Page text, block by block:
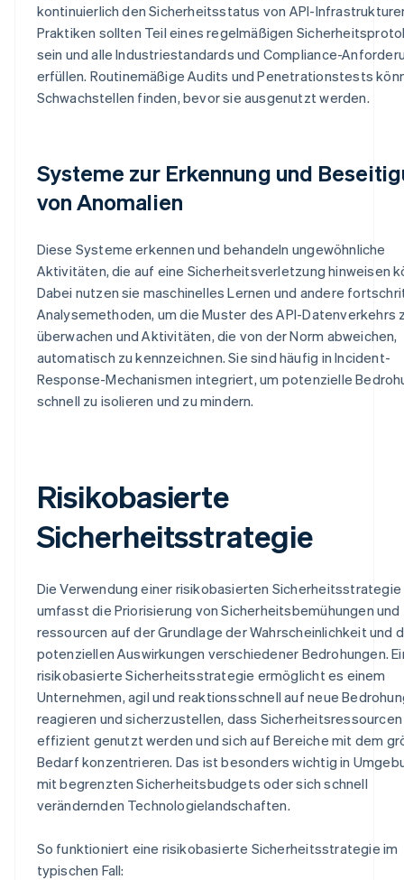
kontinuierlich den Sicherheitsstatus von API-
Praktiken sollten Teil eines regelmäßigen
sein und alle Industriestandards und Compliance-
erfüllen. Routinemäßige Audits und Penetrationstests
Schwachstellen finden, bevor sie ausgenutzt werden.
Systeme zur Erkennung und
von Anomalien
Diese Systeme erkennen und behandeln ungewöhnliche
Aktivitäten, die auf eine Sicherheitsverletzung hinweisen
Dabei nutzen sie maschinelles Lernen und andere
Analysemethoden, um die Muster des API-Datenverkehrs
überwachen und Aktivitäten, die von der Norm abweichen,
automatisch zu kennzeichnen. Sie sind häufig in Incident-
Response-Mechanismen integriert, um potenzielle
schnell zu isolieren und zu mindern.
Risikobasierte
Sicherheitsstrategie
Die Verwendung einer risikobasierten Sicherheitsstrategie
umfasst die Priorisierung von Sicherheitsbemühungen und
ressourcen auf der Grundlage der Wahrscheinlichkeit und
potenziellen Auswirkungen verschiedener Bedrohungen.
risikobasierte Sicherheitsstrategie ermöglicht es einem
Unternehmen, agil und reaktionsschnell auf neue
reagieren und sicherzustellen, dass Sicherheitsressourcen
effizient genutzt werden und sich auf Bereiche mit dem
Bedarf konzentrieren. Das ist besonders wichtig in
mit begrenzten Sicherheitsbudgets oder sich schnell
verändernden Technologielandschaften.
So funktioniert eine risikobasierte Sicherheitsstrategie im
typischen Fall: